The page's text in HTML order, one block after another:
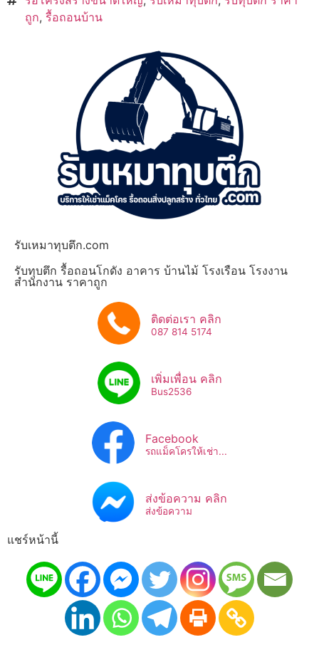
ถูก, รื้อถอนบ้าน
รับเหมาทุบตึก.com
รับทุบตึก รื้อถอนโกดัง อาคาร บ้านไม้ โรงเรือน โรงงาน
สำนักงาน ราคาถูก
ติดต่อเรา คลิก
087 814 5174
เพิ่มเพื่อน คลิก
Bus2536​
Facebook
รถแม็คโครให้เช่า...
ส่งข้อความ คลิก
ส่งข้อความ
แชร์หน้านี้